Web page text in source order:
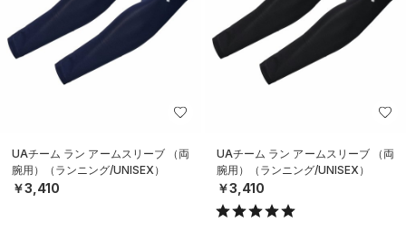
UAチーム ラン アームスリーブ （両
腕用）（ランニング/UNISEX）
￥3,410
UAチーム ラン アームスリーブ （両
腕用）（ランニング/UNISEX）
￥3,410